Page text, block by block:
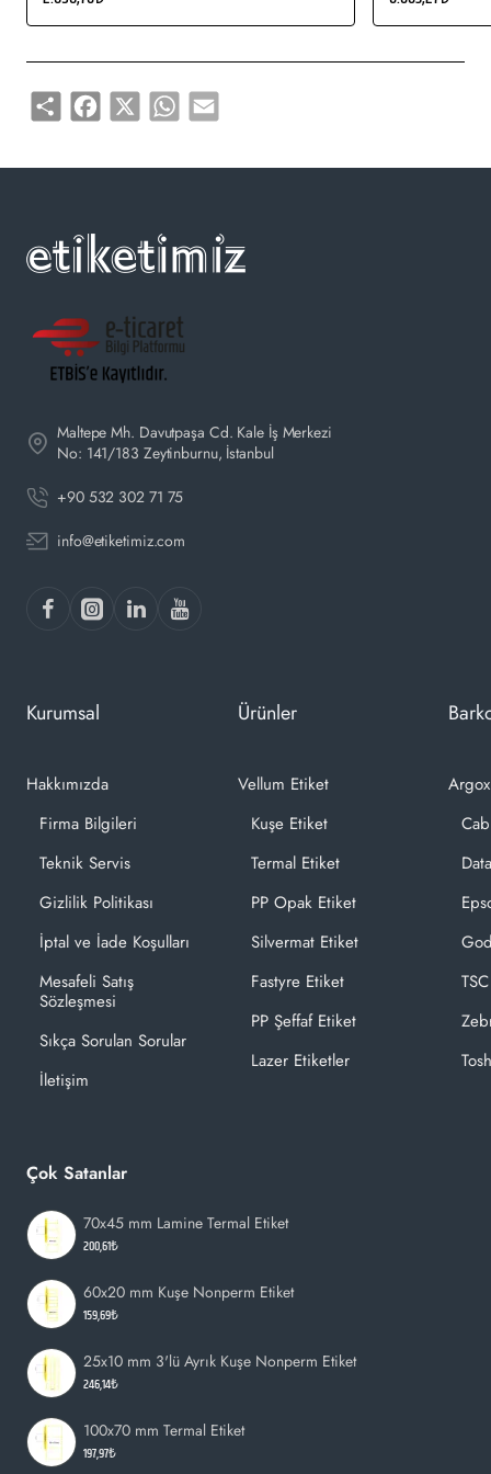
satın alabilirsiniz.
Share Facebook
X WhatsApp
Email
Maltepe Mh. Davutpaşa Cd. Kale İş Merkezi
No: 141/183 Zeytinburnu, İstanbul
+90 532 302 71 75
info@etiketimiz.com
Kurumsal
Hakkımızda
Firma Bilgileri
Teknik Servis
Gizlilik Politikası
İptal ve İade Koşulları
Mesafeli Satış
Sözleşmesi
Sıkça Sorulan Sorular
İletişim
Ürünler
Vellum Etiket
Kuşe Etiket
Termal Etiket
PP Opak Etiket
Silvermat Etiket
Fastyre Etiket
PP Şeffaf Etiket
Lazer Etiketler
Çok Satanlar
70x45 mm Lamine Termal Etiket
200,61₺
60x20 mm Kuşe Nonperm Etiket
159,69₺
25x10 mm 3'lü Ayrık Kuşe Nonperm Etiket
246,14₺
100x70 mm Termal Etiket
197,97₺